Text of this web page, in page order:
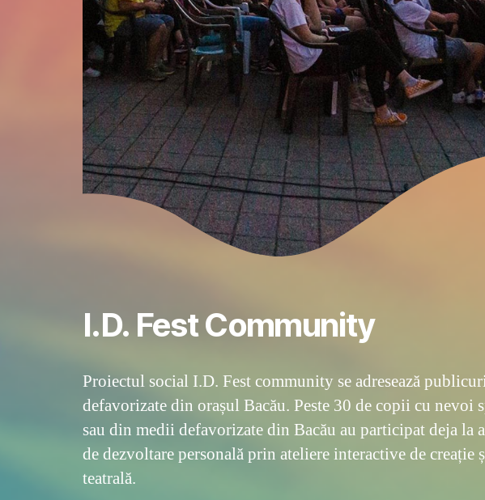
I.D. Fest Community
Proiectul social I.D. Fest community se adresează
defavorizate din orașul Bacău. Peste 30 de copii cu nevoi
sau din medii defavorizate din Bacău au participat deja la
de dezvoltare personală prin ateliere interactive de creație
teatrală.